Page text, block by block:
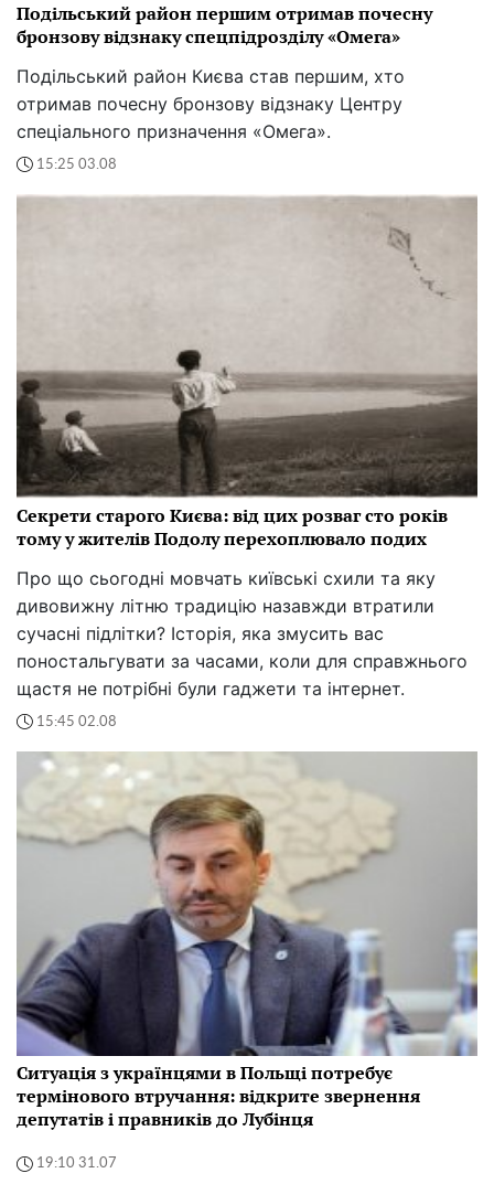
Подільський район першим отримав почесну
бронзову відзнаку спецпідрозділу «Омега»
Подільський район Києва став першим, хто
отримав почесну бронзову відзнаку Центру
спеціального призначення «Омега».
15:25 03.08
Секрети старого Києва: від цих розваг сто років
тому у жителів Подолу перехоплювало подих
Про що сьогодні мовчать київські схили та яку
дивовижну літню традицію назавжди втратили
сучасні підлітки? Історія, яка змусить вас
поностальгувати за часами, коли для справжнього
щастя не потрібні були гаджети та інтернет.
15:45 02.08
Ситуація з українцями в Польщі потребує
термінового втручання: відкрите звернення
депутатів і правників до Лубінця
19:10 31.07